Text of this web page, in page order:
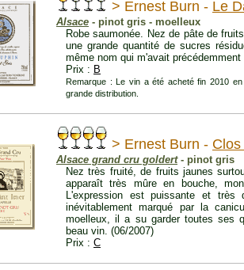
> Ernest Burn - Le
Alsace - pinot gris - moelleux
Robe saumonée. Nez de pâte de
une grande quantité de sucres
même nom qui m'avait précédemment
Prix : B
Remarque : Le vin a été acheté fin 2010
grande distribution.
> Ernest Burn -
Alsace grand cru goldert- pinot gris
Nez très fruité, de fruits jaunes
apparaît très mûre en bouche,
L'expression est puissante et
inévitablement marqué par la
moelleux, il a su garder toutes ses
beau vin. (06/2007)
Prix : C